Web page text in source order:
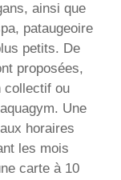
ainsi que
pataugeoire
petits. De
proposées,
collectif ou
Une
horaires
les mois
carte à 10